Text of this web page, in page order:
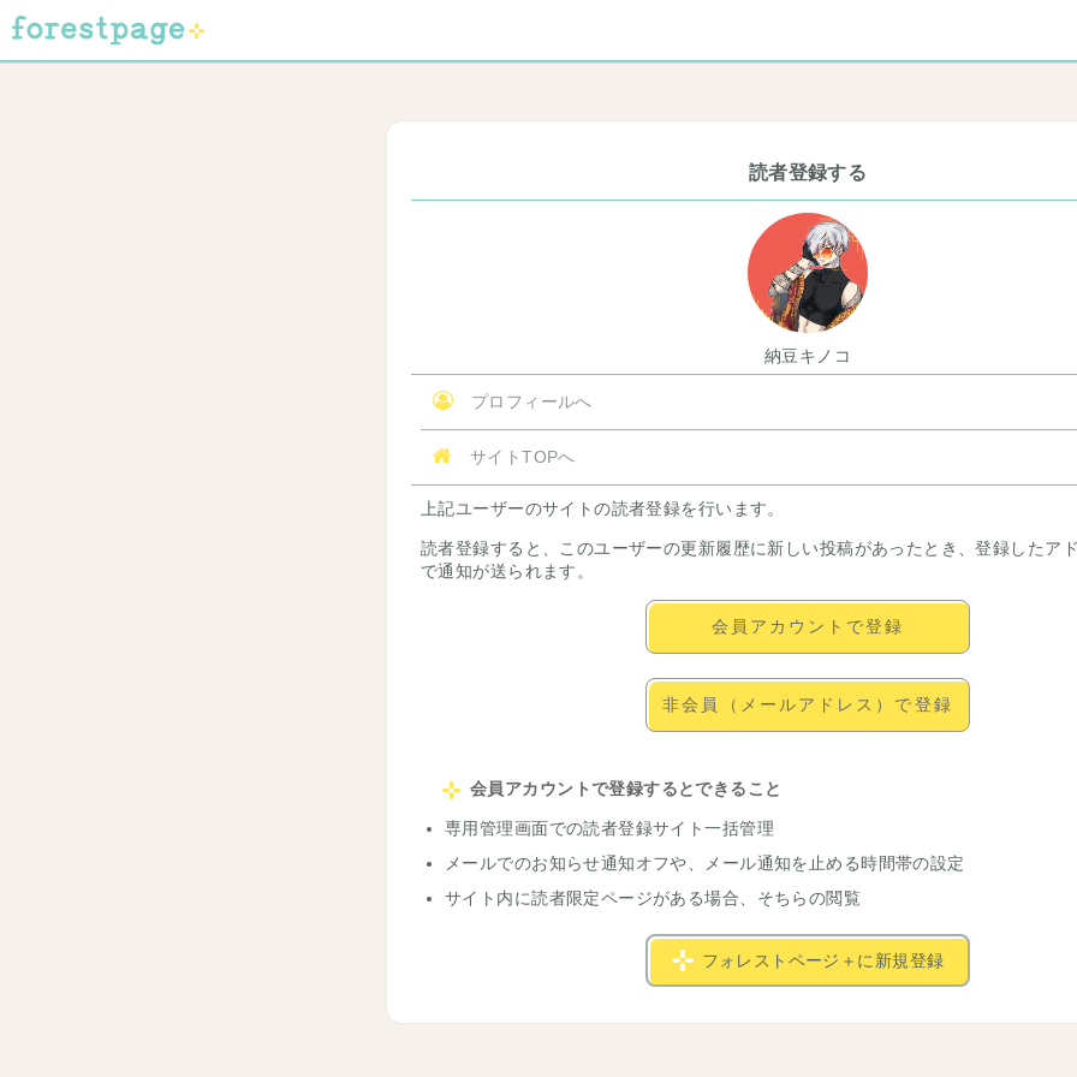
読者登録する
納豆キノコ
プロフィールへ
サイトTOPへ
上記ユーザーのサイトの読者登録を行います。
読者登録すると、このユーザーの更新履歴に新しい投稿があったとき、登録したア
で通知が送られます。
会員アカウントで登録
非会員（メールアドレス）で登録
会員アカウントで登録するとできること
専用管理画面での読者登録サイト一括管理
メールでのお知らせ通知オフや、メール通知を止める時間帯の設定
サイト内に読者限定ページがある場合、そちらの閲覧
フォレストページ＋に新規登録